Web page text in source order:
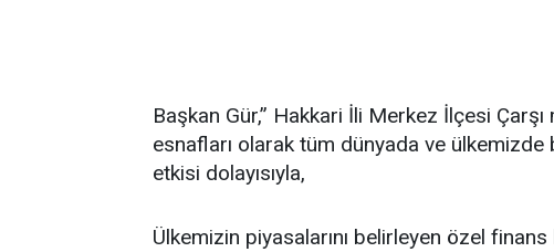
Başkan Gür,” Hakkari İli Merkez İlçesi
esnafları olarak tüm dünyada ve
etkisi dolayısıyla,
Ülkemizin piyasalarını belirleyen özel